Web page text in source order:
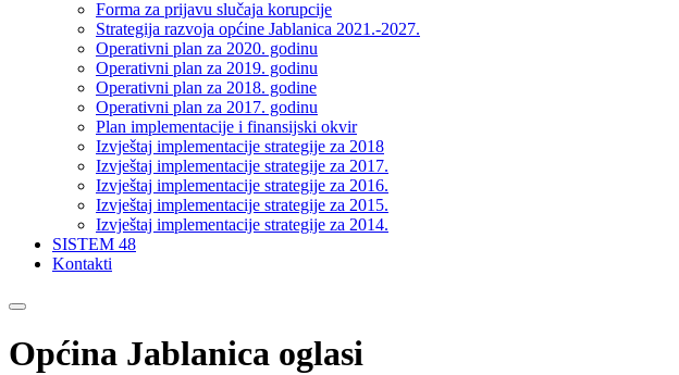
Forma za prijavu slučaja korupcije
Strategija razvoja općine Jablanica 2021.-2027.
Operativni plan za 2020. godinu
Operativni plan za 2019. godinu
Operativni plan za 2018. godine
Operativni plan za 2017. godinu
Plan implementacije i finansijski okvir
Izvještaj implementacije strategije za 2018
Izvještaj implementacije strategije za 2017.
Izvještaj implementacije strategije za 2016.
Izvještaj implementacije strategije za 2015.
Izvještaj implementacije strategije za 2014.
SISTEM 48
Kontakti
Općina Jablanica oglasi